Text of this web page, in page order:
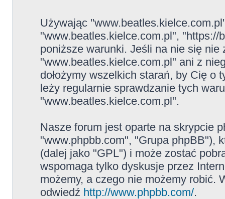
Używając
"www.beatles.kielce.com.pl",
poniższe warunki. Jeśli na nie się
"www.beatles.kielce.com.pl" ani z
dołożymy wszelkich starań, by Cię o
leży regularnie sprawdzanie tych
"www.beatles.kielce.com.pl".
Nasze forum jest oparte na skrypcie
"www.phpbb.com", "Grupa phpBB"),
(dalej jako "GPL") i może zostać
wspomaga tylko dyskusje przez
możemy, a czego nie możemy robić.
odwiedź http://www.phpbb.com/.